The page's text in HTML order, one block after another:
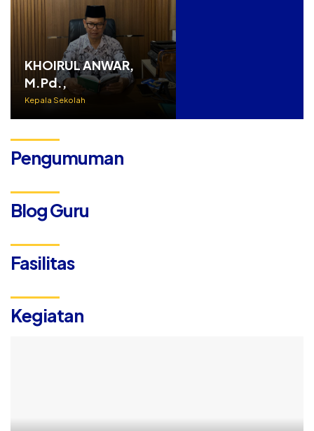
KHOIRUL ANWAR,
M.Pd.,
Kepala Sekolah
Pengumuman
Blog Guru
Fasilitas
Kegiatan